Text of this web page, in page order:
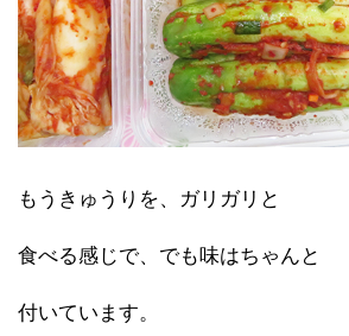
もうきゅうりを、ガリガリと
食べる感じで、でも味はちゃんと
付いています。